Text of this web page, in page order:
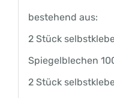
bestehend aus:
2 Stück
Spiegelblechen
2 Stück